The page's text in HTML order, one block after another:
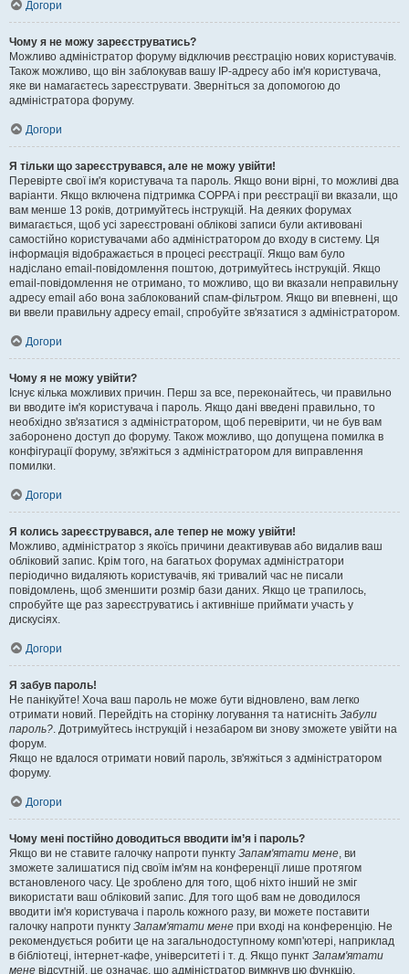
Догори
Чому я не можу зареєструватись?
Можливо адміністратор форуму відключив реєстрацію нових користувачів.
Також можливо, що він заблокував вашу IP-адресу або ім'я користувача,
яке ви намагаєтесь зареєструвати. Зверніться за допомогою до
адміністратора форуму.
Догори
Я тільки що зареєструвався, але не можу увійти!
Перевірте свої ім'я користувача та пароль. Якщо вони вірні, то можливі два
варіанти. Якщо включена підтримка COPPA і при реєстрації ви вказали, що
вам менше 13 років, дотримуйтесь інструкцій. На деяких форумах
вимагається, щоб усі зареєстровані облікові записи були активовані
самостійно користувачами або адміністратором до входу в систему. Ця
інформація відображається в процесі реєстрації. Якщо вам було
надіслано email-повідомлення поштою, дотримуйтесь інструкцій. Якщо
email-повідомлення не отримано, то можливо, що ви вказали неправильну
адресу email або вона заблокований спам-фільтром. Якщо ви впевнені, що
ви ввели правильну адресу email, спробуйте зв'язатися з адміністратором.
Догори
Чому я не можу увійти?
Існує кілька можливих причин. Перш за все, переконайтесь, чи правильно
ви вводите ім'я користувача і пароль. Якщо дані введені правильно, то
необхідно зв'язатися з адміністратором, щоб перевірити, чи не був вам
заборонено доступ до форуму. Також можливо, що допущена помилка в
конфігурації форуму, зв'яжіться з адміністратором для виправлення
помилки.
Догори
Я колись зареєструвався, але тепер не можу увійти!
Можливо, адміністратор з якоїсь причини деактивував або видалив ваш
обліковий запис. Крім того, на багатьох форумах адміністратори
періодично видаляють користувачів, які тривалий час не писали
повідомлень, щоб зменшити розмір бази даних. Якщо це трапилось,
спробуйте ще раз зареєструватись і активніше приймати участь у
дискусіях.
Догори
Я забув пароль!
Не панікуйте! Хоча ваш пароль не може бути відновлено, вам легко
отримати новий. Перейдіть на сторінку логування та натисніть Забули
пароль?. Дотримуйтесь інструкцій і незабаром ви знову зможете увійти на
форум.
Якщо не вдалося отримати новий пароль, зв'яжіться з адміністратором
форуму.
Догори
Чому мені постійно доводиться вводити ім’я і пароль?
Якщо ви не ставите галочку напроти пункту Запам'ятати мене, ви
зможете залишатися під своїм ім'ям на конференції лише протягом
встановленого часу. Це зроблено для того, щоб ніхто інший не зміг
використати ваш обліковий запис. Для того щоб вам не доводилося
вводити ім'я користувача і пароль кожного разу, ви можете поставити
галочку напроти пункту Запам'ятати мене при вході на конференцію. Не
рекомендується робити це на загальнодоступному комп'ютері, наприклад
в бібліотеці, інтернет-кафе, університеті і т. д. Якщо пункт Запам'ятати
мене відсутній, це означає, що адміністратор вимкнув цю функцію.